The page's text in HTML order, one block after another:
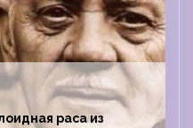
раса из